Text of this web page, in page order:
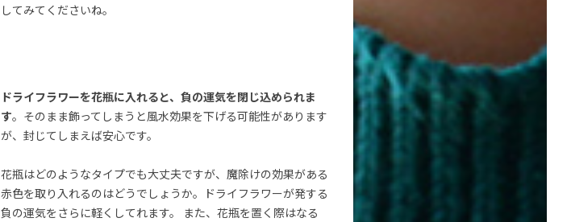
してみてくださいね。
ドライフラワーを花瓶に入れると、負の運気を閉じ込められま
す。そのまま飾ってしまうと風水効果を下げる可能性があります
が、封じてしまえば安心です。
花瓶はどのようなタイプでも大丈夫ですが、魔除けの効果がある
赤色を取り入れるのはどうでしょうか。ドライフラワーが発する
負の運気をさらに軽くしてれます。 また、花瓶を置く際はなる